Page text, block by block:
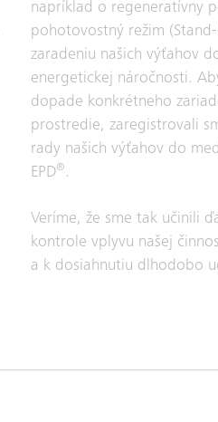
napríklad o regeneratívny
pohotovostný režim
zaradeniu našich výťahov
energetickej náročnosti.
dopade konkrétneho
prostredie, zaregistrovali
rady našich výťahov do
EPD® .
Veríme, že sme tak učinili
kontrole vplyvu našej
a k dosiahnutiu dlhodobo